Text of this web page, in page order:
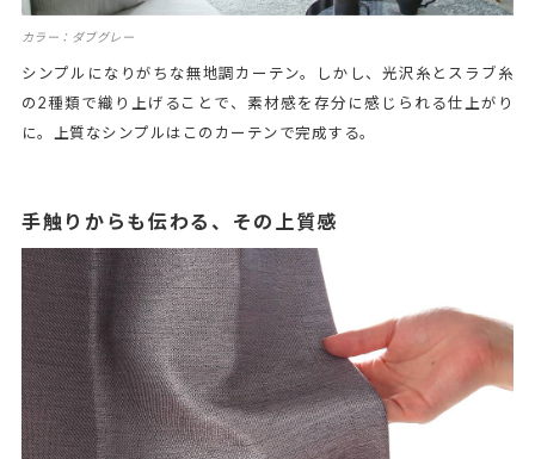
カラー：ダブグレー
シンプルになりがちな無地調カーテン。しかし、光沢糸とスラブ糸
の2種類で織り上げることで、素材感を存分に感じられる仕上がり
に。上質なシンプルはこのカーテンで完成する。
手触りからも伝わる、その上質感